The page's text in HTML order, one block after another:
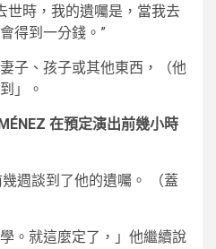
世時，我的遺囑是，當我去
得到一分錢。”
子、孩子或其他東西，（他
」。
在預定演出前幾小時
週談到了他的遺囑。
（蓋
。就這麼定了，」他繼續說